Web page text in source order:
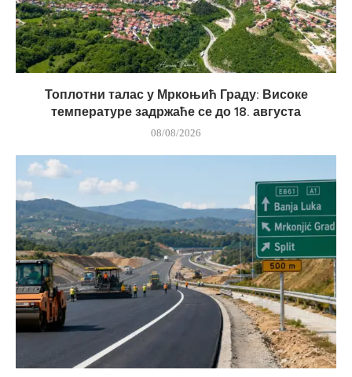
Топлотни талас у Мркоњић Граду: Високе
температуре задржаће се до 18. августа
08/08/2026